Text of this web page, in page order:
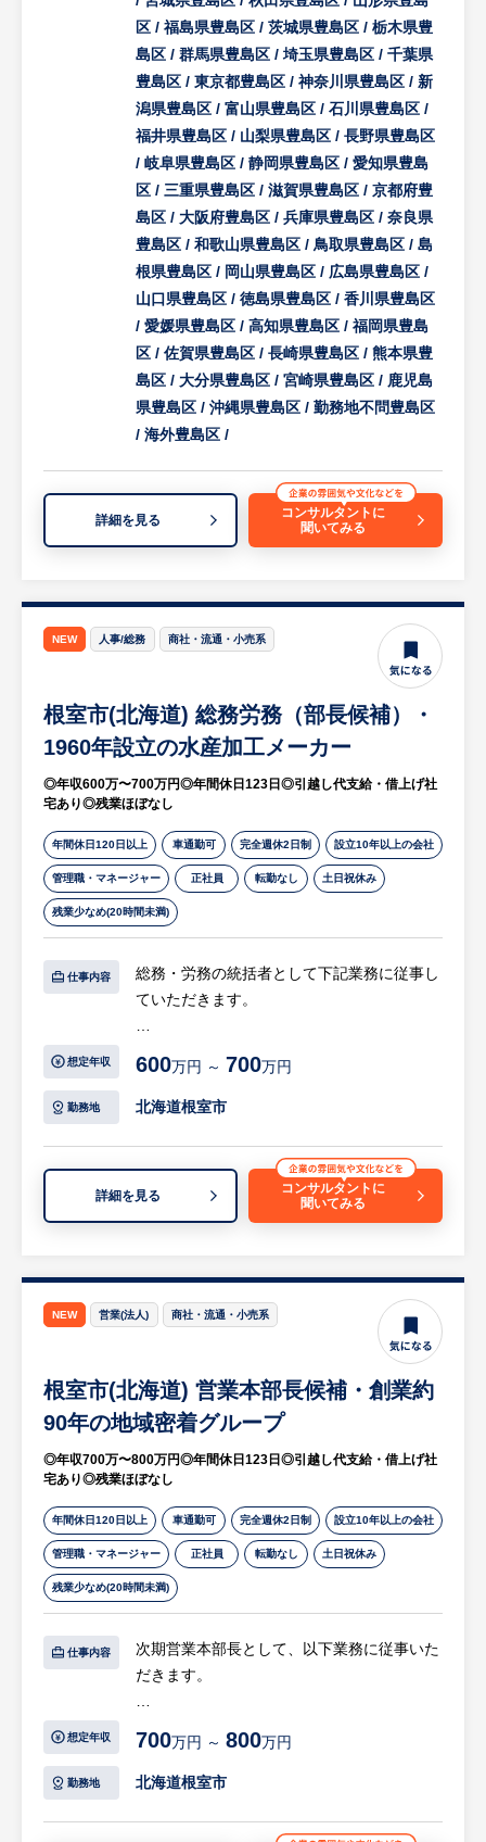
直結する環境です。
・長期的なキャリア形成が可能：アットホー
ムで相談しやすい社風のもと、現場での裁量
を持って働きながら、長く安心してキャリア
を築いていくことができます。
※詳細は面談時にお伝えします。
す。
※主な依頼主は、建築家、中小デベロッパ
ー、中小ゼネコンです。
等
※詳細は面談時にお伝えします
【HUREX求人担当コメント】
○高度な技術力と研究開発環境
・早稲田大学などの研究機関と連携し、建築
構造・環境・工法・材料に関する先端的な研
究開発を実施しています。
・自社内に構造実験室を保有し、3トン動的
アクチュエータや10トン圧縮ジャッキといっ
た実験設備を完備しています。
○働きやすい就業環境
・年間休日123日以上／残業月20時間程度
環境です。
・フルリモートのため柔軟性のある働き方が
可能です。
・設立から約10年で売上4億円超・社員数50
名という成長中の企業です。
・100社以上の取引先を持ち、ゼネコンやア
トリエ設計事務所などとのネットワークも強
固です。
区 / 福島県豊島区 / 茨城県豊島区 / 栃木県豊
島区 / 群馬県豊島区 / 埼玉県豊島区 / 千葉県
豊島区 / 東京都豊島区 / 神奈川県豊島区 / 新
潟県豊島区 / 富山県豊島区 / 石川県豊島区 /
福井県豊島区 / 山梨県豊島区 / 長野県豊島区
/ 岐阜県豊島区 / 静岡県豊島区 / 愛知県豊島
区 / 三重県豊島区 / 滋賀県豊島区 / 京都府豊
島区 / 大阪府豊島区 / 兵庫県豊島区 / 奈良県
豊島区 / 和歌山県豊島区 / 鳥取県豊島区 / 島
根県豊島区 / 岡山県豊島区 / 広島県豊島区 /
山口県豊島区 / 徳島県豊島区 / 香川県豊島区
/ 愛媛県豊島区 / 高知県豊島区 / 福岡県豊島
区 / 佐賀県豊島区 / 長崎県豊島区 / 熊本県豊
島区 / 大分県豊島区 / 宮崎県豊島区 / 鹿児島
県豊島区 / 沖縄県豊島区 / 勤務地不問豊島区
/ 海外豊島区 /
詳細を見る
コンサルタントに
聞いてみる
NEW 人事/総務 商社・流通・小売系
根室市(北海道) 総務労務（部長候補）・
1960年設立の水産加工メーカー
◎年収600万〜700万円◎年間休日123日◎引越し代支給・借上げ社
宅あり◎残業ほぼなし
年間休日120日以上 車通勤可 完全週休2日制 設立10年以上の会社
管理職・マネージャー 正社員 転勤なし 土日祝休み
残業少なめ(20時間未満)
仕事内容
総務・労務の統括者として下記業務に従事し
ていただきます。
・労務管理全般
・財務を含む数値管理全般
※詳細は面談時にお伝えします
方海域の豊かな水産資源を背景に、古くから
北方漁業の基地として発展してきた水産都市
夏は涼しく、冬は寒いですが、降雪量は北海
道の中でも比較的少ない地域です。
住まいと生活機能（交通・商業/医療施設
ることも特徴で、通勤、子供の送り迎えなど
す。
想定年収 600万円 ～ 700万円
勤務地 北海道根室市
詳細を見る
コンサルタントに
聞いてみる
NEW 営業(法人) 商社・流通・小売系
根室市(北海道) 営業本部長候補・創業約
90年の地域密着グループ
◎年収700万〜800万円◎年間休日123日◎引越し代支給・借上げ社
宅あり◎残業ほぼなし
年間休日120日以上 車通勤可 完全週休2日制 設立10年以上の会社
管理職・マネージャー 正社員 転勤なし 土日祝休み
残業少なめ(20時間未満)
仕事内容
次期営業本部長として、以下業務に従事いた
だきます。
・原油価格や為替価格推移の把握及びキャッ
チアップ
・販売価格の調整（価格リーダーとの調整、
想定年収 700万円 ～ 800万円
勤務地 北海道根室市